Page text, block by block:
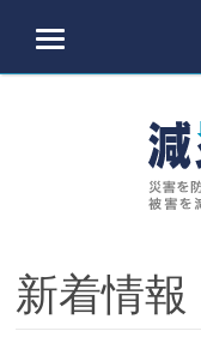
MENU
新着情報